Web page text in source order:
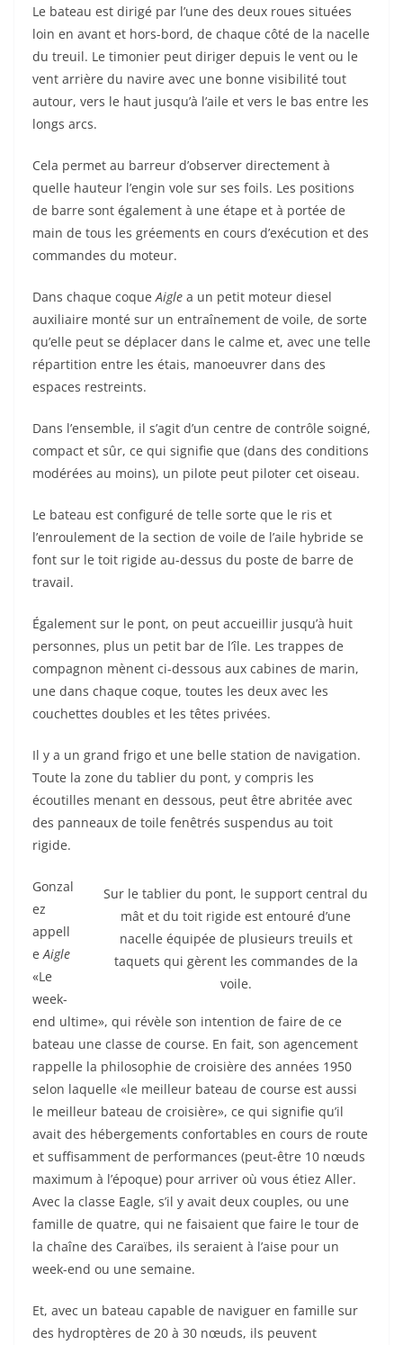
Le bateau est dirigé par l’une des deux roues situées
loin en avant et hors-bord, de chaque côté de la nacelle
du treuil. Le timonier peut diriger depuis le vent ou le
vent arrière du navire avec une bonne visibilité tout
autour, vers le haut jusqu’à l’aile et vers le bas entre les
longs arcs.
Cela permet au barreur d’observer directement à
quelle hauteur l’engin vole sur ses foils. Les positions
de barre sont également à une étape et à portée de
main de tous les gréements en cours d’exécution et des
commandes du moteur.
Dans chaque coqueAigle a un petit moteur diesel
auxiliaire monté sur un entraînement de voile, de sorte
qu’elle peut se déplacer dans le calme et, avec une telle
répartition entre les étais, manoeuvrer dans des
espaces restreints.
Dans l’ensemble, il s’agit d’un centre de contrôle soigné,
compact et sûr, ce qui signifie que (dans des conditions
modérées au moins), un pilote peut piloter cet oiseau.
Le bateau est configuré de telle sorte que le ris et
l’enroulement de la section de voile de l’aile hybride se
font sur le toit rigide au-dessus du poste de barre de
travail.
Également sur le pont, on peut accueillir jusqu’à huit
personnes, plus un petit bar de l’île. Les trappes de
compagnon mènent ci-dessous aux cabines de marin,
une dans chaque coque, toutes les deux avec les
couchettes doubles et les têtes privées.
Il y a un grand frigo et une belle station de navigation.
Toute la zone du tablier du pont, y compris les
écoutilles menant en dessous, peut être abritée avec
des panneaux de toile fenêtrés suspendus au toit
rigide.
Sur le tablier du pont, le support central du
mât et du toit rigide est entouré d’une
nacelle équipée de plusieurs treuils et
taquets qui gèrent les commandes de la
voile.
Gonzal
ez
appell
eAigle
«Le
week-
end ultime», qui révèle son intention de faire de ce
bateau une classe de course. En fait, son agencement
rappelle la philosophie de croisière des années 1950
selon laquelle «le meilleur bateau de course est aussi
le meilleur bateau de croisière», ce qui signifie qu’il
avait des hébergements confortables en cours de route
et suffisamment de performances (peut-être 10 nœuds
maximum à l’époque) pour arriver où vous étiez Aller.
Avec la classe Eagle, s’il y avait deux couples, ou une
famille de quatre, qui ne faisaient que faire le tour de
la chaîne des Caraïbes, ils seraient à l’aise pour un
week-end ou une semaine.
Et, avec un bateau capable de naviguer en famille sur
des hydroptères de 20 à 30 nœuds, ils peuvent